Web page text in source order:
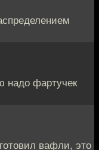
надо фартучек
вафли, это